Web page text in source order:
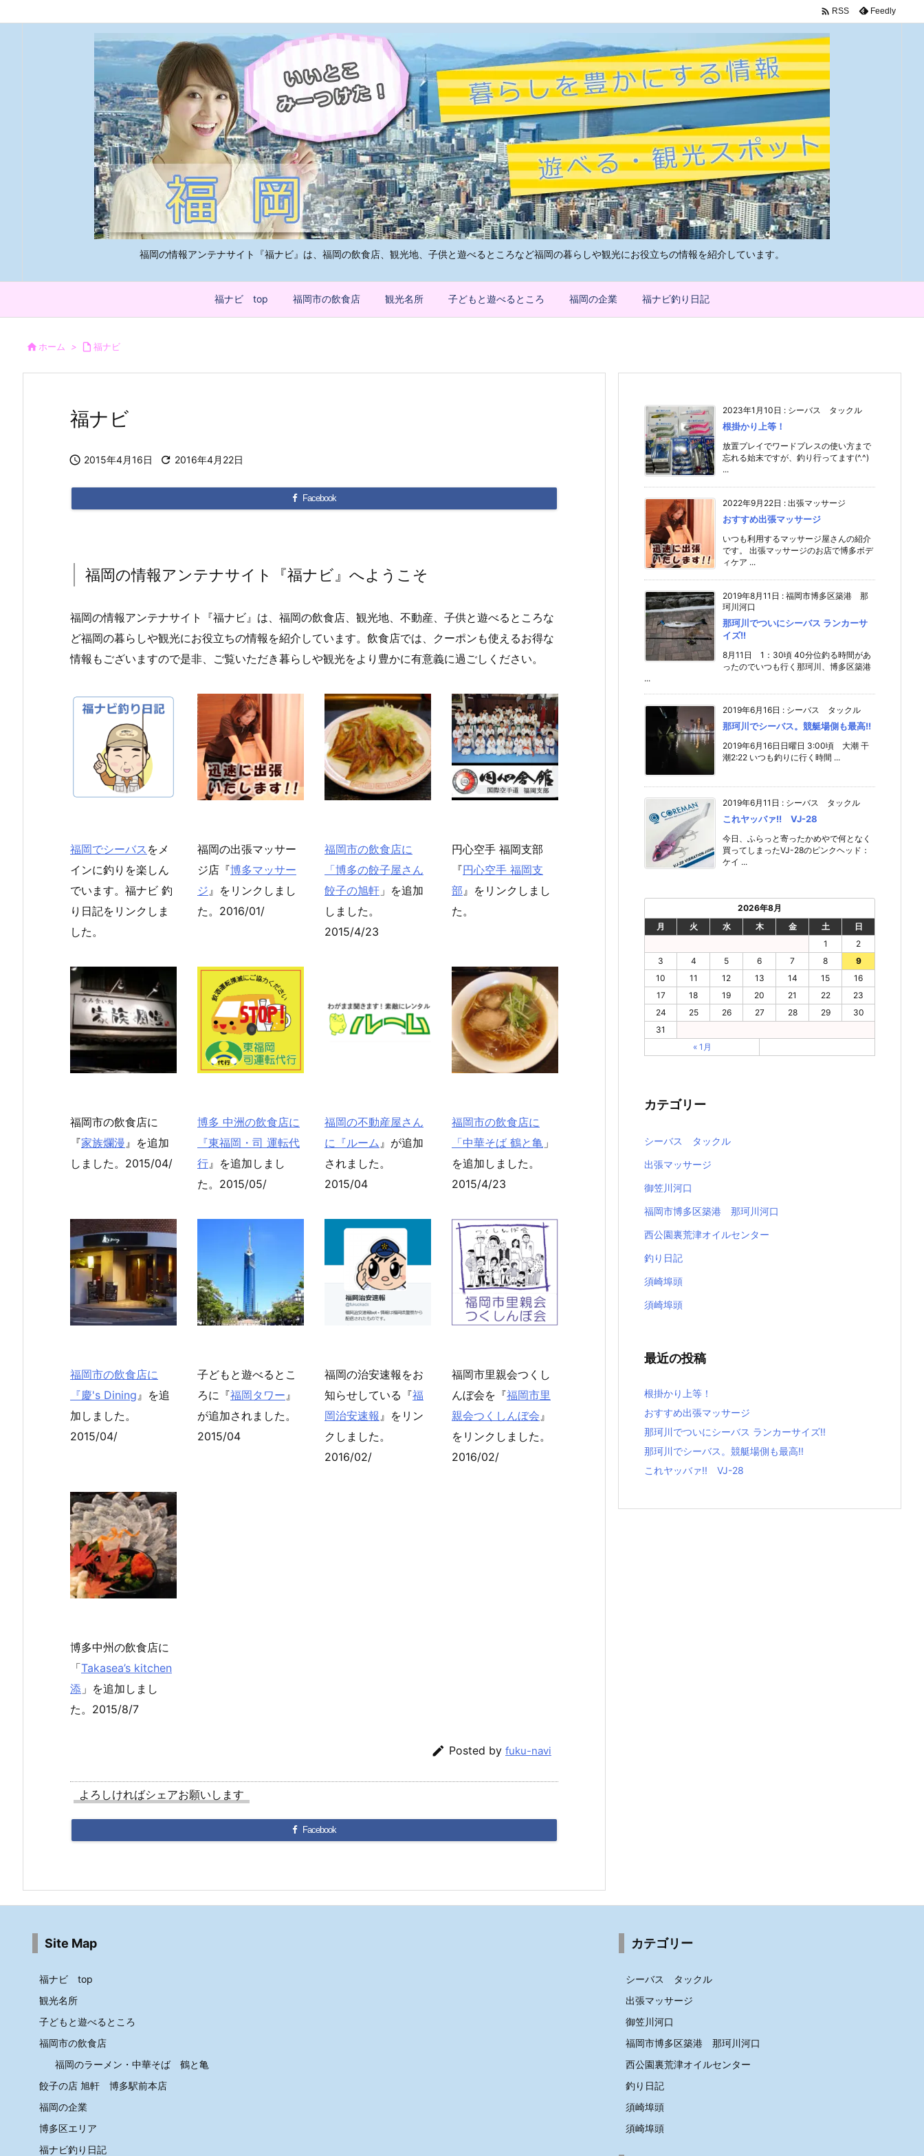
福岡の情報アンテナサイト『福ナビ』は、福岡の飲食店、観光地、子供と遊べるところなど福岡の暮らしや観光にお役立ちの情報を紹介しています。
福ナビ top 福岡市の飲食店 観光名所 子どもと遊べるところ 福岡の企業 福ナビ釣り日記
 RSS Feedly
 ホーム >  福ナビ
福ナビ
 2015年4月16日  2016年4月22日
Facebook
福岡の情報アンテナサイト『福ナビ』へようこそ
福岡の情報アンテナサイト『福ナビ』は、福岡の飲食店、観光地、不動産、子供と遊べるところな
ど福岡の暮らしや観光にお役立ちの情報を紹介しています。飲食店では、クーポンも使えるお得な
情報もございますので是非、ご覧いただき暮らしや観光をより豊かに有意義に過ごしください。
福岡でシーバス をメ
インに釣りを楽しん
でいます。福ナビ 釣
り日記をリンクしま
した。
福岡の出張マッサー
ジ店『博多マッサー
ジ 』をリンクしまし
た。2016/01/
福岡市の飲食店に
「博多の餃子屋さん
餃子の旭軒 」を追加
しました。
2015/4/23
円心空手 福岡支部
『円心空手 福岡支
部 』をリンクしまし
た。
福岡市の飲食店に
『家族爛漫 』を追加
しました。2015/04/
博多 中洲の飲食店に
『東福岡・司 運転代
行 』を追加しまし
た。2015/05/
福岡の不動産屋さん
に『ルーム 』が追加
されました。
2015/04
福岡市の飲食店に
「中華そば 鶴と亀 」
を追加しました。
2015/4/23
福岡市の飲食店に
『慶's Dining 』を追
加しました。
2015/04/
子どもと遊べるとこ
ろに『福岡タワー 』
が追加されました。
2015/04
福岡の治安速報をお
知らせしている『福
岡治安速報 』をリン
クしました。
2016/02/
福岡市里親会つくし
んぼ会を『福岡市里
親会つくしんぼ会 』
をリンクしました。
2016/02/
博多中州の飲食店に
「Takasea’s kitchen
添 」を追加しまし
た。2015/8/7
 Posted by fuku-navi
よろしければシェアお願いします
Facebook
2023年1月10日 : シーバス タックル
根掛かり上等！
放置プレイでワードプレスの使い方まで
忘れる始末ですが、釣り行ってます(^.^)
...
2022年9月22日 : 出張マッサージ
おすすめ出張マッサージ
いつも利用するマッサージ屋さんの紹介
です。 出張マッサージのお店で博多ボデ
ィケア ...
2019年8月11日 : 福岡市博多区築港 那
珂川河口
那珂川でついにシーバス ランカーサ
イズ!!
8月11日 1：30頃 40分位釣る時間があ
ったのでいつも行く那珂川、博多区築港
...
2019年6月16日 : シーバス タックル
那珂川でシーバス。競艇場側も最高!!
2019年6月16日日曜日 3:00頃 大潮 干
潮2:22 いつも釣りに行く時間 ...
2019年6月11日 : シーバス タックル
これヤッバァ!! VJ-28
今日、ふらっと寄ったかめやで何となく
買ってしまったVJ-28のピンクヘッド：
ケイ ...
2026年8月
月
火 水 木 金 土
日
1
2
3
4 5 6 7 8
9
10
11 12 13 14 15
16
17
18 19 20 21 22
23
24
25 26 27 28 29
30
31
« 1月
カテゴリー
シーバス タックル
出張マッサージ
御笠川河口
福岡市博多区築港 那珂川河口
西公園裏荒津オイルセンター
釣り日記
須崎埠頭
須崎埠頭
最近の投稿
根掛かり上等！
おすすめ出張マッサージ
那珂川でついにシーバス ランカーサイズ!!
那珂川でシーバス。競艇場側も最高!!
これヤッバァ!! VJ-28
Site Map
福ナビ top
観光名所
子どもと遊べるところ
福岡市の飲食店
福岡のラーメン・中華そば 鶴と亀
餃子の店 旭軒 博多駅前本店
福岡の企業
博多区エリア
福ナビ釣り日記
カテゴリー
シーバス タックル
出張マッサージ
御笠川河口
福岡市博多区築港 那珂川河口
西公園裏荒津オイルセンター
釣り日記
須崎埠頭
須崎埠頭